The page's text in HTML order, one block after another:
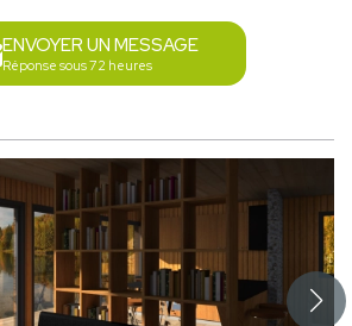
ENVOYER UN MESSAGE
Réponse sous 72 heures